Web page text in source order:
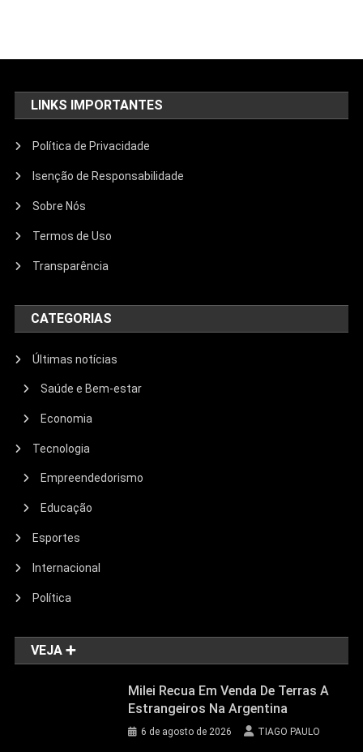
LINKS IMPORTANTES
Política de Privacidade
Isenção de Responsabilidade
Sobre Nós
Termos de Uso
Transparência
CATEGORIAS
Últimas notícias
Saúde e Bem-estar
Economia
Tecnologia
Empreendedorismo
Educação
Esportes
Internacional
Política
VEJA ➕
Milei Recua Em Venda De Terras A
Estrangeiros Na Argentina
6 de agosto de 2026 TIAGO PAULO